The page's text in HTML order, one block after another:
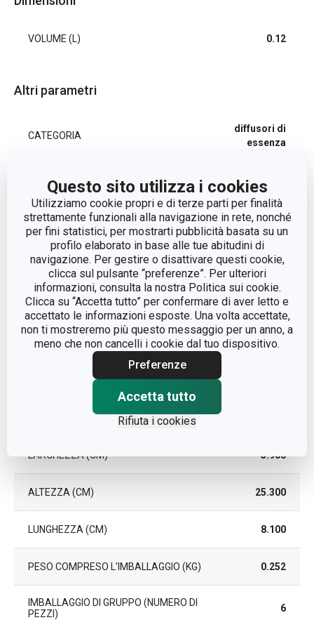
Questo sito utilizza i cookies
Utilizziamo cookie propri e di terze parti per finalità
strettamente funzionali alla navigazione in rete, nonché
per fini statistici, per mostrarti pubblicità basata su un
profilo elaborato in base alle tue abitudini di
navigazione. Per gestire o disattivare questi cookie,
clicca sul pulsante “preferenze”. Per ulteriori
informazioni, consulta la nostra Politica sui cookie.
Clicca su “Accetta tutto” per confermare di aver letto e
accettato le informazioni esposte. Una volta accettate,
non ti mostreremo più questo messaggio per un anno, a
meno che non cancelli i cookie dal tuo dispositivo.
Preferenze
Accetta tutto
Rifiuta i cookies
VOLUME (L) 0.12
Altri parametri
CATEGORIA
diffusori di
essenza
LINEA DI PRODOTTO FANCY HOME
MATERIALE
profumo, vetro,
rattan
TIPO
diffusore di
essenza
EAN 8595028405163
DURATA DELLA GARANZIA (IN
LARGHEZZA (CM) 5.900
ALTEZZA (CM) 25.300
LUNGHEZZA (CM) 8.100
PESO COMPRESO L'IMBALLAGGIO (KG) 0.252
IMBALLAGGIO DI GRUPPO (NUMERO DI
PEZZI)
6